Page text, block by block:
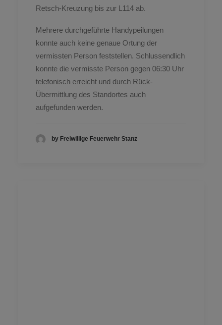
Retsch-Kreuzung bis zur L114 ab.
Mehrere durchgeführte Handypeilungen
konnte auch keine genaue Ortung der
vermissten Person feststellen. Schlussendlich
konnte die vermisste Person gegen 06:30 Uhr
telefonisch erreicht und durch Rück-
Übermittlung des Standortes auch
aufgefunden werden.
by Freiwillige Feuerwehr Stanz